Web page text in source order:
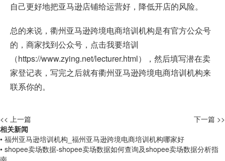
自己更好地把亚马逊店铺给运营好，降低开店的风险。
总的来说，衢州亚马逊跨境电商培训机构是有官方公众号
的，商家找到公众号，点击我要培训
（https://www.zying.net/lecturer.html），然后填写潜在卖
家登记表，写完之后就有衢州亚马逊跨境电商培训机构来
联系你的。
<< 上一篇
下一篇 >>
相关新闻
• 福州亚马逊培训机构_福州亚马逊跨境电商培训机构哪家好
• shopee卖场数据-shopee卖场数据如何查询及shopee卖场数据分析指